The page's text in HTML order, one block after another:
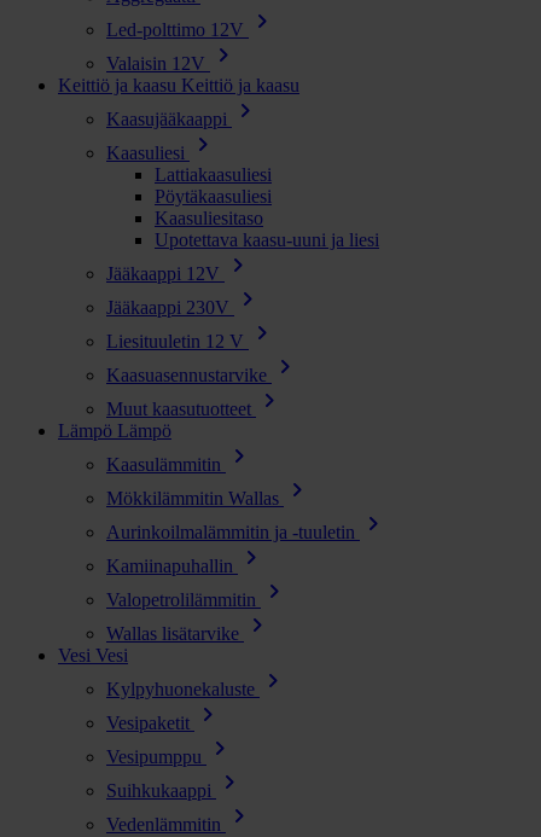
Led-polttimo 12V chevron_right
Valaisin 12V chevron_right
Keittiö ja kaasu Keittiö ja kaasu
Kaasujääkaappi
chevron_right
Kaasuliesi chevron_right
Lattiakaasuliesi
Pöytäkaasuliesi
Kaasuliesitaso
Upotettava kaasu-uuni ja liesi
Jääkaappi 12V
chevron_right
Jääkaappi 230V chevron_right
Liesituuletin 12 V chevron_right
Kaasuasennustarvike chevron_right
Muut kaasutuotteet chevron_right
Lämpö Lämpö
Kaasulämmitin
chevron_right
Mökkilämmitin Wallas chevron_right
Aurinkoilmalämmitin ja -tuuletin chevron_right
Kamiinapuhallin chevron_right
Valopetrolilämmitin chevron_right
Wallas lisätarvike chevron_right
Vesi Vesi
Kylpyhuonekaluste
chevron_right
Vesipaketit chevron_right
Vesipumppu chevron_right
Suihkukaappi chevron_right
Vedenlämmitin chevron_right